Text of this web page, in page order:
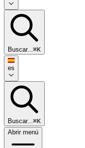
Buscar...⌘K
es
Buscar...⌘K
Abrir menú